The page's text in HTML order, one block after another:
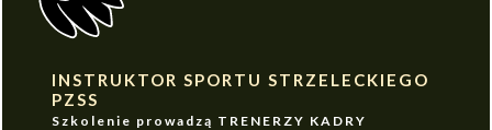
INSTRUKTOR SPORTU STRZELECKIEGO
PZSS
Szkolenie prowadzą TRENERZY KADRY